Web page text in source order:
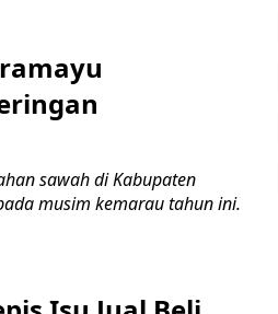
sawah di Kabupaten
musim kemarau tahun ini.